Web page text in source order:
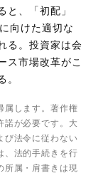
と、「初配」
向けた適切な
る。投資家は会
ス市場改革がこ
。
属します。著作権
諾が必要です。大
び法令に従わない
、法的手続きを行
所属・肩書きは現